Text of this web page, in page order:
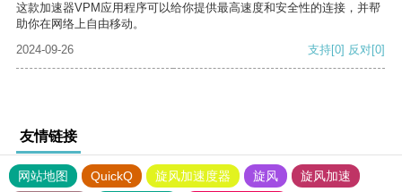
这款加速器VPM应用程序可以给你提供最高速度和安全性的连接，并帮
助你在网络上自由移动。
2024-09-26
支持[0] 反对[0]
友情链接
网站地图 QuickQ 旋风加速度器 旋风
旋风加速